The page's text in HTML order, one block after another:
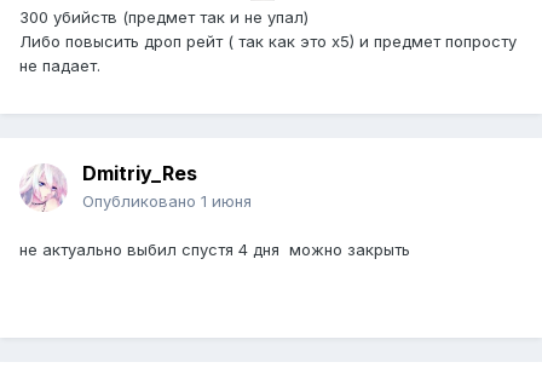
300 убийств (предмет так и не упал)
Либо повысить дроп рейт ( так как это х5) и предмет попросту
не падает.
Dmitriy_Res
Опубликовано 1 июня
не актуально выбил спустя 4 дня можно закрыть